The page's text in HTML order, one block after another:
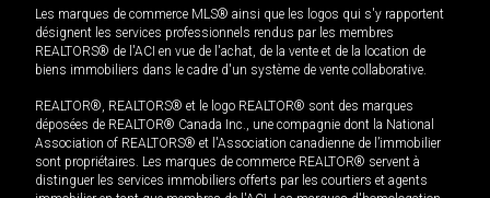
Les marques de commerce MLS® ainsi que les logos qui s'y rapportent
désignent les services professionnels rendus par les membres
REALTORS® de l'ACI en vue de l'achat, de la vente et de la location de
biens immobiliers dans le cadre d'un système de vente collaborative.
REALTOR®, REALTORS® et le logo REALTOR® sont des marques
déposées de REALTOR® Canada Inc., une compagnie dont la National
Association of REALTORS® et l'Association canadienne de l’immobilier
sont propriétaires. Les marques de commerce REALTOR® servent à
distinguer les services immobiliers offerts par les courtiers et agents